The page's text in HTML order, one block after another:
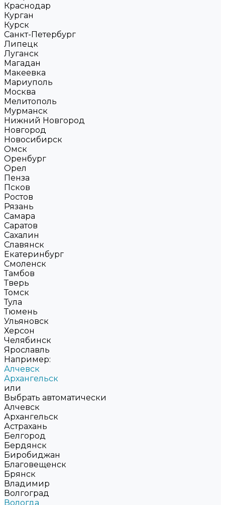
Краснодар
Курган
Курск
Санкт-Петербург
Липецк
Луганск
Магадан
Макеевка
Мариуполь
Москва
Мелитополь
Мурманск
Нижний Новгород
Новгород
Новосибирск
Омск
Оренбург
Орел
Пенза
Псков
Ростов
Рязань
Самара
Саратов
Сахалин
Славянск
Екатеринбург
Смоленск
Тамбов
Тверь
Томск
Тула
Тюмень
Ульяновск
Херсон
Челябинск
Ярославль
Например:
Алчевск
Архангельск
или
Выбрать автоматически
Алчевск
Архангельск
Астрахань
Белгород
Бердянск
Биробиджан
Благовещенск
Брянск
Владимир
Волгоград
Вологда